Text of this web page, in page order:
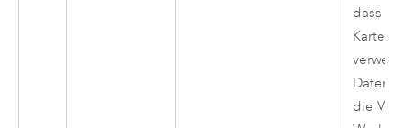
dass
die